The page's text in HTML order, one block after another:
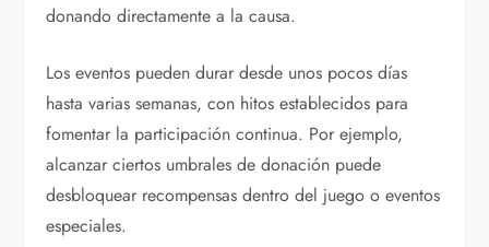
donando directamente a la causa.
Los eventos pueden durar desde unos pocos días
hasta varias semanas, con hitos establecidos para
fomentar la participación continua. Por ejemplo,
alcanzar ciertos umbrales de donación puede
desbloquear recompensas dentro del juego o eventos
especiales.